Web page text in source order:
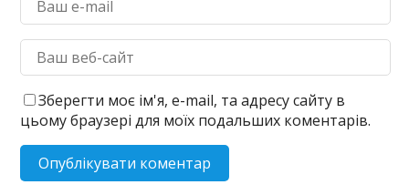
Зберегти моє ім'я, e-mail, та адресу сайту в
цьому браузері для моїх подальших коментарів.